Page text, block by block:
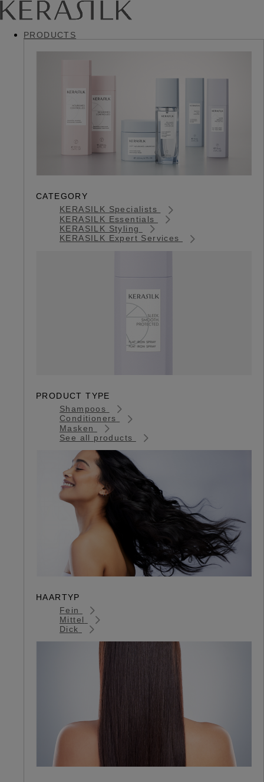
PRODUCTS
CATEGORY
KERASILK Specialists
KERASILK Essentials
KERASILK Styling
KERASILK Expert Services
PRODUCT TYPE
Shampoos
Conditioners
Masken
See all products
HAARTYP
Fein
Mittel
Dick